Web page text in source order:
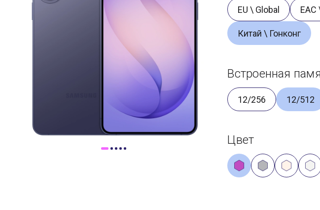
EU \ Global ЕАС
Китай \ Гонконг
Встроенная
12/256 12/512
Цвет